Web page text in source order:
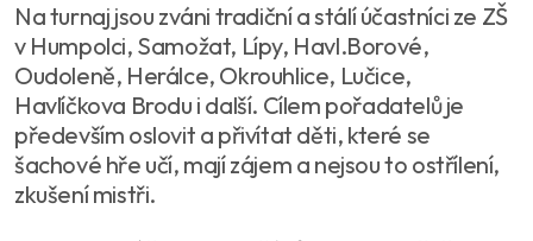
Na turnaj jsou zváni tradiční a stálí účastníci ze ZŠ
v Humpolci, Samožat, Lípy, Havl.Borové,
Oudoleně, Herálce, Okrouhlice, Lučice,
Havlíčkova Brodu i další. Cílem pořadatelů je
především oslovit a přivítat děti, které se
šachové hře učí, mají zájem a nejsou to ostřílení,
zkušení mistři.